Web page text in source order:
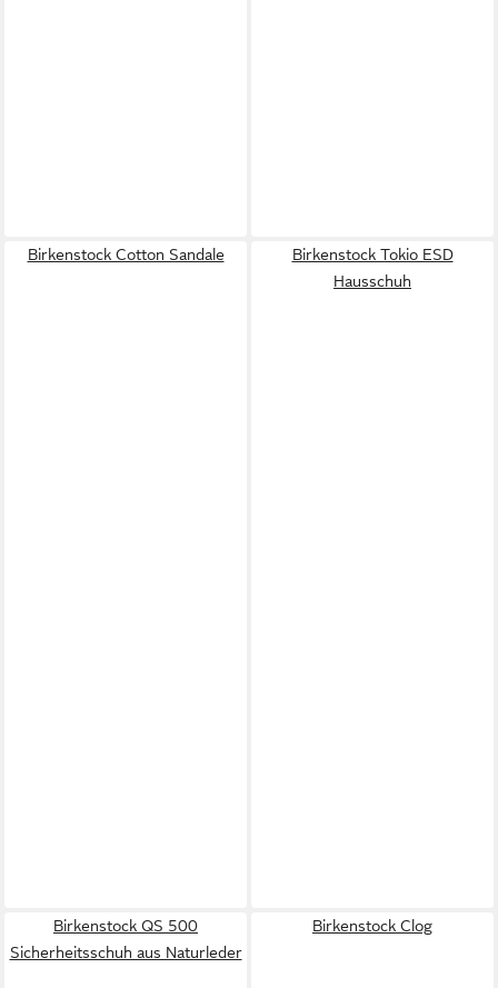
Birkenstock Cotton Sandale
Birkenstock Tokio ESD
Hausschuh
Birkenstock QS 500
Sicherheitsschuh aus Naturleder
Birkenstock Clog